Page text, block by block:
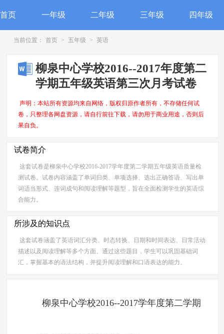
首页 一年级 二年级 三年级 四年级
当前位置： 首页 > 五年级 > 英语
柳泉中心学校2016--2017年度第二
学期五年级英语第三次月考试卷
声明：本站所有资源均来自网络，版权归原作者所有，不存储任何试
卷，只整理各网盘资源，请自行前往下载，请勿用于商业用途，否则后
果自负。
试卷简介
这套试卷是柳泉中心学校2016-2017学年度第二学期五年级英语质量检
测试卷。试卷内容涵盖了单词归类、单项选择、选出正确答语、写出单
词适当形式、连词成句和阅读理解等题型，旨在全面检测学生的英语综
合能力。
所涉及的知识点
这套试卷涵盖了英语词汇分类、时态转换、日期和时间表达、日常活动
描述以及阅读理解等多个方面。通过这些题目，学生可以巩固基础词
汇，掌握基本的语法结构，并提升阅读理解和口语表达的能力。
柳泉中心学校2016--2017学年度第二学期